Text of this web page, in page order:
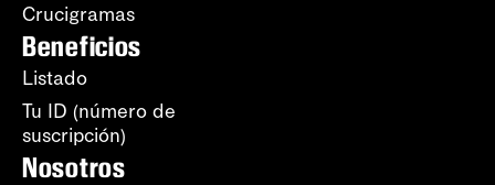
Crucigramas
Beneficios
Listado
Tu ID (número de
suscripción)
Nosotros